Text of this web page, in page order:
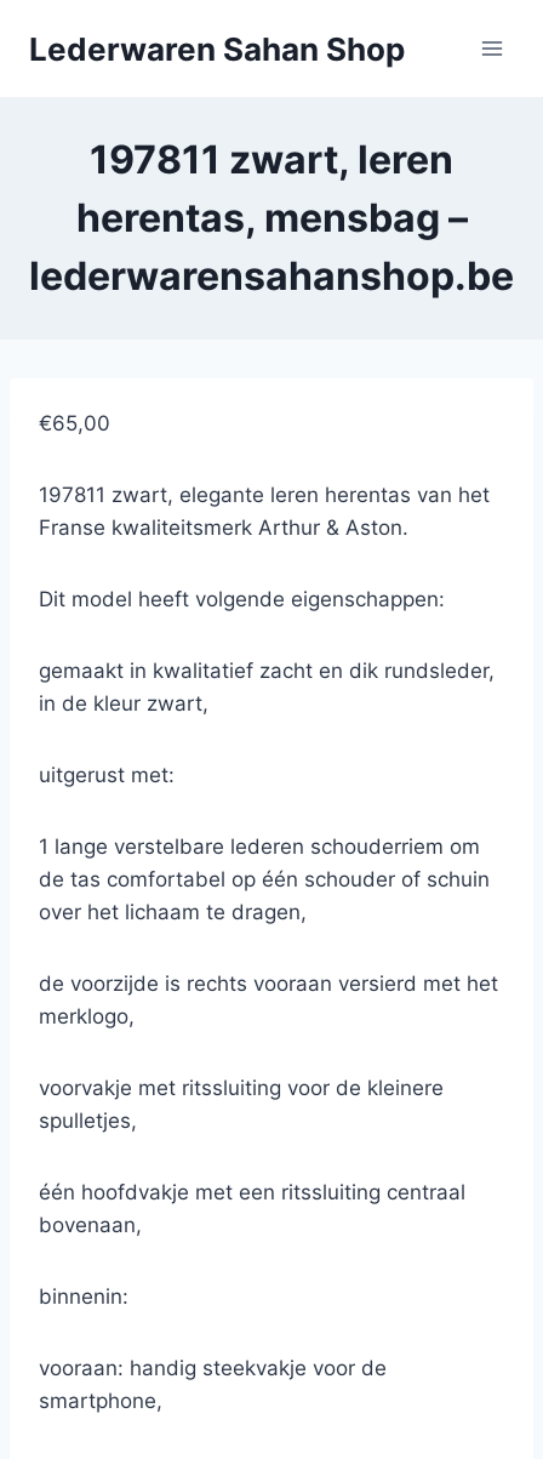
Lederwaren Sahan Shop
197811 zwart, leren
herentas, mensbag –
lederwarensahanshop.be
€65,00
197811 zwart, elegante leren herentas van het
Franse kwaliteitsmerk Arthur & Aston.
Dit model heeft volgende eigenschappen:
gemaakt in kwalitatief zacht en dik rundsleder,
in de kleur zwart,
uitgerust met:
1 lange verstelbare lederen schouderriem om
de tas comfortabel op één schouder of schuin
over het lichaam te dragen,
de voorzijde is rechts vooraan versierd met het
merklogo,
voorvakje met ritssluiting voor de kleinere
spulletjes,
één hoofdvakje met een ritssluiting centraal
bovenaan,
binnenin:
vooraan: handig steekvakje voor de
smartphone,